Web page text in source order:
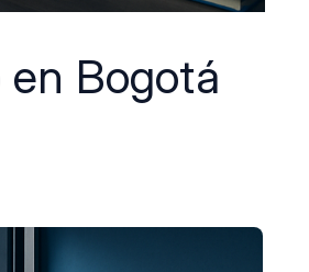
Bogotá